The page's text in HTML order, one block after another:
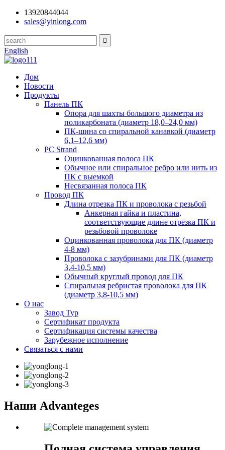
13920844044
sales@yinlong.com
English
Дом
Новости
Продукты
Панель ПК
Опора для шахты большого диаметра из
поликарбоната (диаметр 18,0–24,0 мм)
ПК-шина со спиральной канавкой (диаметр
6,1–12,6 мм)
PC Strand
Оцинкованная полоса ПК
Обычное или спиральное ребро или нить из
ПК с выемкой
Несвязанная полоса ПК
Провод ПК
Длина отрезка ПК и проволока с резьбой
Анкерная гайка и пластина,
соответствующие длине отрезка ПК и
резьбовой проволоке
Оцинкованная проволока для ПК (диаметр
4-8 мм)
Проволока с зазубринами для ПК (диаметр
3,4-10,5 мм)
Обычный круглый провод для ПК
Спиральная ребристая проволока для ПК
(диаметр 3,8-10,5 мм)
О нас
Завод Тур
Сертификат продукта
Сертификация системы качества
Зарубежное исполнение
Связаться с нами
Наши Advanteges